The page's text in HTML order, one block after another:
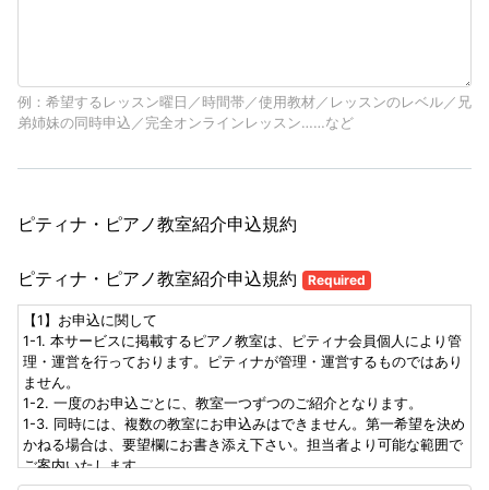
例：希望するレッスン曜日／時間帯／使用教材／レッスンのレベル／兄
弟姉妹の同時申込／完全オンラインレッスン……など
ピティナ・ピアノ教室紹介申込規約
ピティナ・ピアノ教室紹介申込規約 Required
【1】お申込に関して
1-1. 本サービスに掲載するピアノ教室は、ピティナ会員個人により管
理・運営を行っております。ピティナが管理・運営するものではあり
ません。
1-2. 一度のお申込ごとに、教室一つずつのご紹介となります。
1-3. 同時には、複数の教室にお申込みはできません。第一希望を決め
かねる場合は、要望欄にお書き添え下さい。担当者より可能な範囲で
ご案内いたします。
1-4. 各教室、レッスンの空状況の変化により、お申込がお受けできな